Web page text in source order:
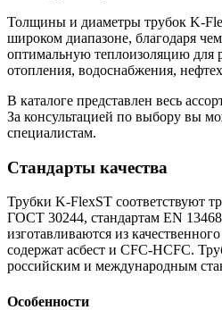
Толщины и диаметры трубок K-
широком диапазоне, благодаря
оптимальную теплоизоляцию для
отопления, водоснабжения,
В каталоге представлен весь
За консультацией по выбору вы
специалистам.
Стандарты качества
Трубки K-FlexST соответствуют
ГОСТ 30244, стандартам EN
изготавливаются из
содержат асбест и CFC-HCFC.
российским и международным
Особенности